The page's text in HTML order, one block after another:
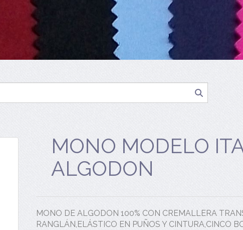
MONO MODELO
ALGODON
MONO DE ALGODON 100% CON CREMALLERA
RANGLÁN,ELÁSTICO EN PUÑOS Y CINTURA,CINCO